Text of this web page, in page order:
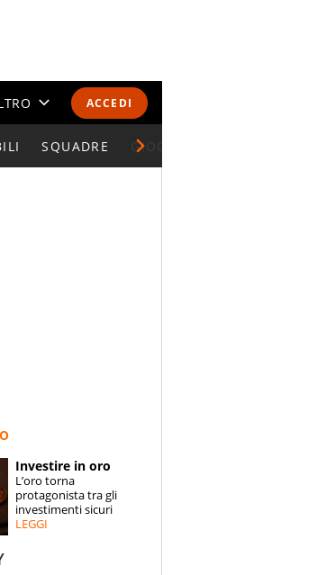
ACCEDI
E CLASSIFICHE
SQUADRE GIOCATORI SERIE A
Investire in oro
L’oro torna
protagonista tra gli
investimenti sicuri
LEGGI